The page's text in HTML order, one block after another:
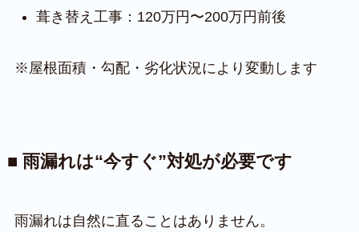
葺き替え工事：120万円〜200万円前後
※屋根面積・勾配・劣化状況により変動します
■ 雨漏れは“今すぐ”対処が必要です
雨漏れは自然に直ることはありません。